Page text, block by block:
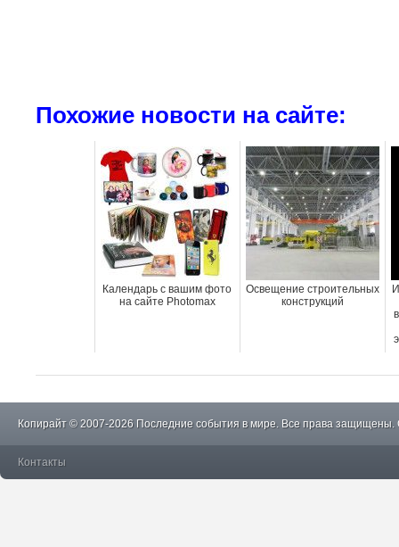
Похожие новости на сайте:
Календарь с вашим фото
на сайте Рhotomax
Освещение строительных
конструкций
Копирайт © 2007-2026 Последние события в мире. Все права защищены.
Контакты